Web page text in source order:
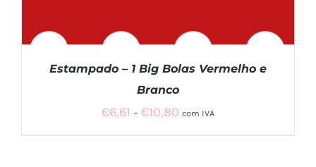
Estampado – 1 Big Bolas Vermelho e
Branco
€6,61 – €10,80 Price
com IVA